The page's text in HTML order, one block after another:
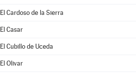
El Cardoso de la Sierra
El Casar
El Cubillo de Uceda
El Olivar